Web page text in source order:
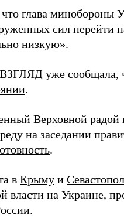
глава минобороны
сил перейти
низкую».
ВЗГЛЯД уже сообщала,
.
Верховной
на заседании
.
в Крыму и
власти на Украине,